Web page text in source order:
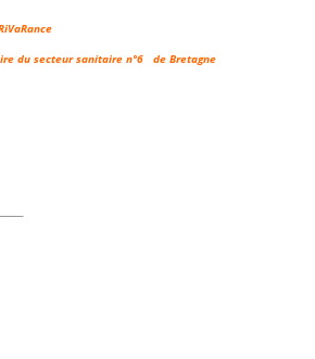
du secteur sanitaire n°6 de Bretagne